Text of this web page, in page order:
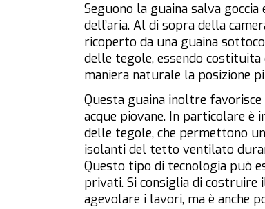
Seguono la guaina salva
dell’aria. Al di sopra della
ricoperto da una guaina
delle tegole, essendo
maniera naturale la posizione
Questa guaina inoltre favorisce
acque piovane. In particolare è
delle tegole, che permettono
isolanti del tetto ventilato
Questo tipo di tecnologia può
privati. Si consiglia di
agevolare i lavori, ma è anche